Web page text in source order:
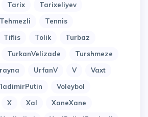
Tarix
Tarixeliyev
Tehmezli
Tennis
Tiflis Tolik
Turbaz
TurkanVelizade
Turshmeze
UrfanV V
Vaxt
Voleybol
X Xal
XaneXane